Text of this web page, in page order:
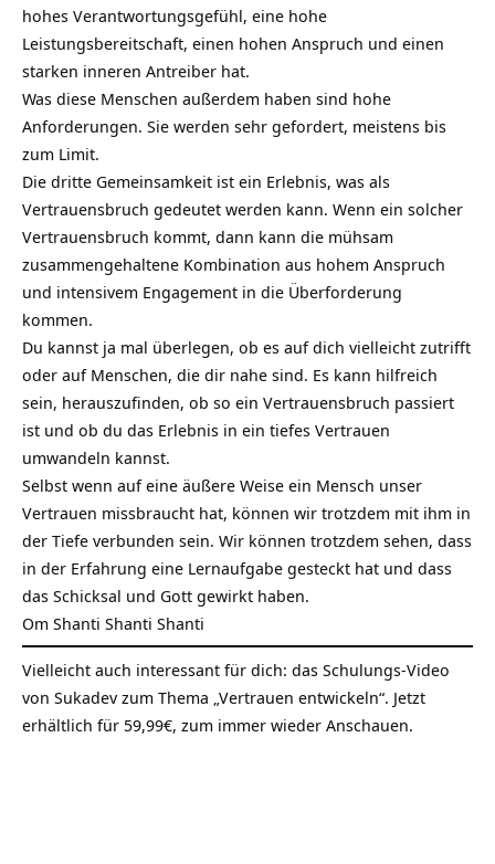
hohes Verantwortungsgefühl, eine hohe
Leistungsbereitschaft, einen hohen Anspruch und einen
starken inneren Antreiber hat.
Was diese Menschen außerdem haben sind hohe
Anforderungen. Sie werden sehr gefordert, meistens bis
zum Limit.
Die dritte Gemeinsamkeit ist ein Erlebnis, was als
Vertrauensbruch gedeutet werden kann. Wenn ein solcher
Vertrauensbruch kommt, dann kann die mühsam
zusammengehaltene Kombination aus hohem Anspruch
und intensivem Engagement in die Überforderung
kommen.
Du kannst ja mal überlegen, ob es auf dich vielleicht zutrifft
oder auf Menschen, die dir nahe sind. Es kann hilfreich
sein, herauszufinden, ob so ein Vertrauensbruch passiert
ist und ob du das Erlebnis in ein tiefes Vertrauen
umwandeln kannst.
Selbst wenn auf eine äußere Weise ein Mensch unser
Vertrauen missbraucht hat, können wir trotzdem mit ihm in
der Tiefe verbunden sein. Wir können trotzdem sehen, dass
in der Erfahrung eine Lernaufgabe gesteckt hat und dass
das Schicksal und Gott gewirkt haben.
Om Shanti Shanti Shanti
Vielleicht auch interessant für dich: das Schulungs-Video
von Sukadev zum Thema „Vertrauen entwickeln“. Jetzt
erhältlich für 59,99€, zum immer wieder Anschauen.